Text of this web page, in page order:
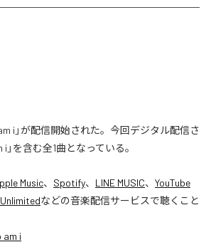
am i」が配信開始された。今回デジタル配信さ
」を含む全1曲となっている。
Music、 Spotify、 LINE MUSIC、 YouTube
などの音楽配信サービスで聴くこと
am i